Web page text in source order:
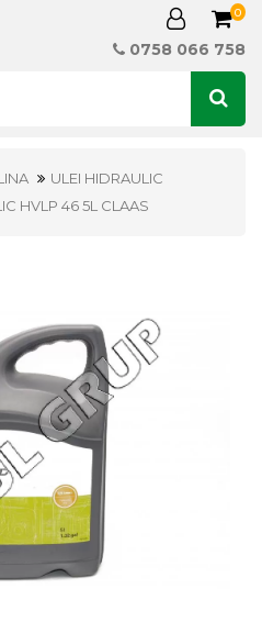
0
0758 066 758
ULEI HIDRAULIC
HVLP 46 5L CLAAS